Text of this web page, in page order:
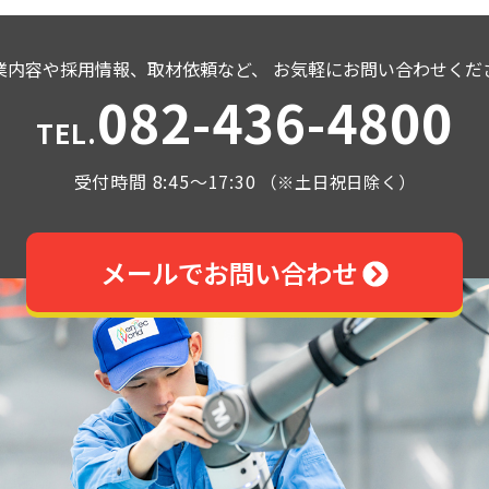
内容や採用情報、取材依頼など、 お気軽にお問い合わせくだ
TEL.082-436-4800
受付時間 8:45～17:30 （※土日祝日除く）
メールでお問い合わせ